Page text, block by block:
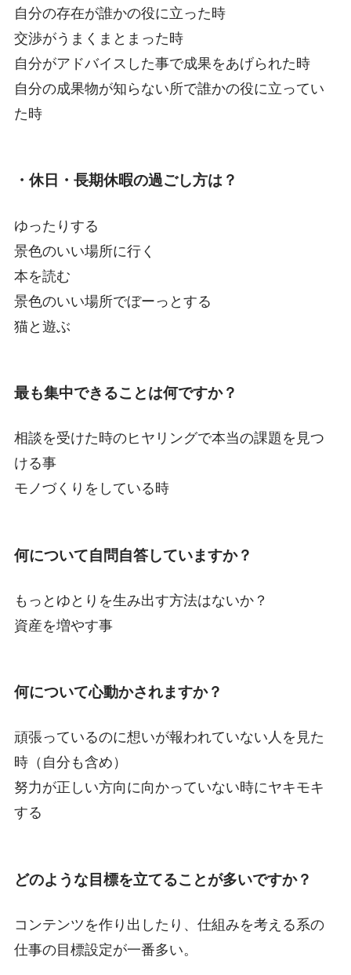
自分の存在が誰かの役に立った時
交渉がうまくまとまった時
自分がアドバイスした事で成果をあげられた時
自分の成果物が知らない所で誰かの役に立ってい
た時
・休日・長期休暇の過ごし方は？
ゆったりする
景色のいい場所に行く
本を読む
景色のいい場所でぼーっとする
猫と遊ぶ
最も集中できることは何ですか？
相談を受けた時のヒヤリングで本当の課題を見つ
ける事
モノづくりをしている時
何について自問自答していますか？
もっとゆとりを生み出す方法はないか？
資産を増やす事
何について心動かされますか？
頑張っているのに想いが報われていない人を見た
時（自分も含め）
努力が正しい方向に向かっていない時にヤキモキ
する
どのような目標を立てることが多いですか？
コンテンツを作り出したり、仕組みを考える系の
仕事の目標設定が一番多い。